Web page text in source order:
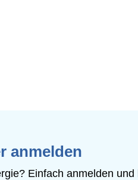
anmelden
Einfach anmelden